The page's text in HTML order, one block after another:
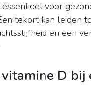
essentieel voor
tekort kan leiden
en een
D bij